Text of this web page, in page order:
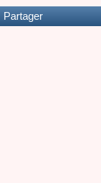
Partager